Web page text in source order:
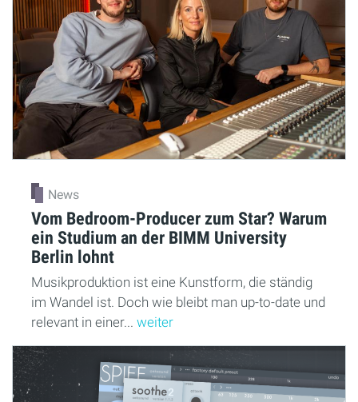
News
Vom Bedroom-Producer zum Star? Warum
ein Studium an der BIMM University
Berlin lohnt
Musikproduktion ist eine Kunstform, die ständig
im Wandel ist. Doch wie bleibt man up-to-date und
relevant in einer... weiter